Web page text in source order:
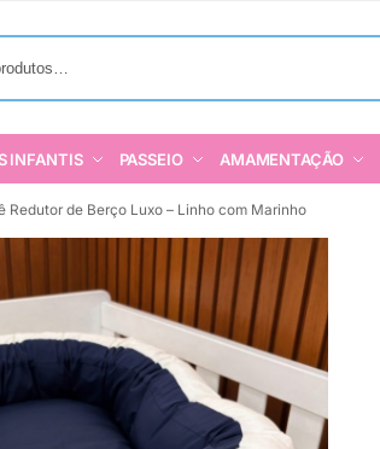
INFANTIS PASSEIO AMAMENTAÇÃO
Redutor de Berço Luxo – Linho com Marinho